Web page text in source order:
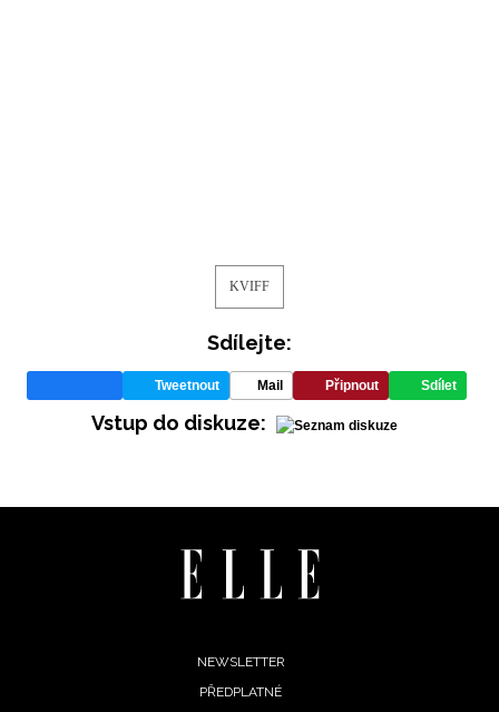
NEWSLETTER
Přihlášením k newsletteru souhlasíte sObchodními
potvrzujete, že jste se seznámili se
Zásadami
- BurdaMedia Extra s.r.o. bude s
Chcete navíc dostávat i další zajímavé a exkluzivní
KVIFF
Sdílejte:
Tweetnout Mail Připnout Sdílet
Vstup do diskuze:
NEWSLETTER
PŘEDPLATNÉ